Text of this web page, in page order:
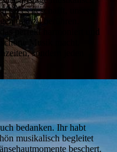
sie es geschafft, unsere
und zu berühren.
perfekt harmoniert und
Musik macht.
sondern jeden
bedanken. Ihr habt
musikalisch begleitet
beschert.